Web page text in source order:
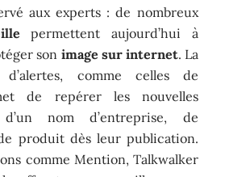
aux experts : de nombreux
permettent aujourd’hui à
son image sur internet. La
d’alertes, comme celles de
de repérer les nouvelles
d’un nom d’entreprise, de
produit dès leur publication.
comme Mention, Talkwalker